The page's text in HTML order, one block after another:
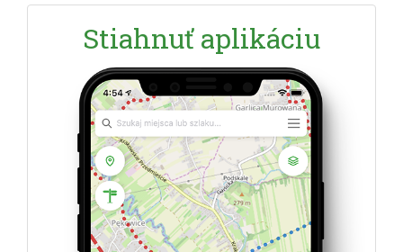
Stiahnuť aplikáciu